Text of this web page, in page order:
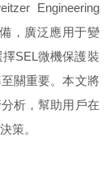
Engineering
，廣泛應用于變
SEL微機保護裝
關重要。本文將
析，幫助用戶在
策。